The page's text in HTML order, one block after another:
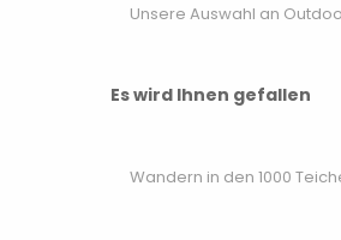
Unsere Auswahl an
Es wird Ihnen gefallen
Wandern in den 1000